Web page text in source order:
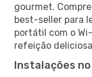
gourmet.
best-seller para
portátil com o
refeição
Instalações